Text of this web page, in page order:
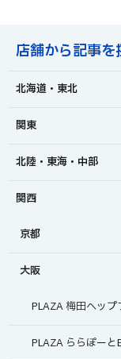
店舗から記事を
北海道・東北
関東
北陸・東海・中部
関西
京都
大阪
PLAZA 梅田ヘッ
PLAZA ららぽーと